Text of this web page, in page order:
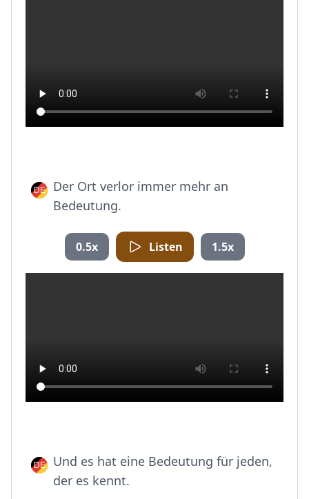
Der Ort verlor immer mehr an
Bedeutung.
0.5x Listen 1.5x
Und es hat eine Bedeutung für jeden,
der es kennt.